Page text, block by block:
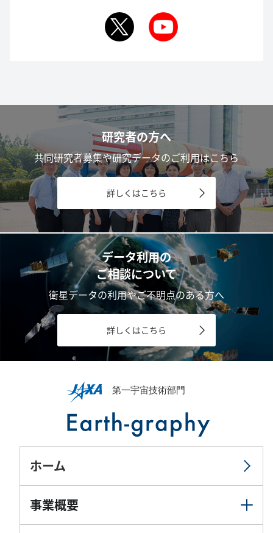
研究者の方へ
共同研究者募集や研究データのご利用はこちら
詳しくはこちら
データ利用の
ご相談について
衛星データの利用やご不明点のある方へ
詳しくはこちら
ホーム
事業概要